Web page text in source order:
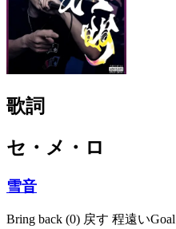
歌詞
セ・メ・ロ
雪音
Bring back (0) 戻す 程遠いGoal